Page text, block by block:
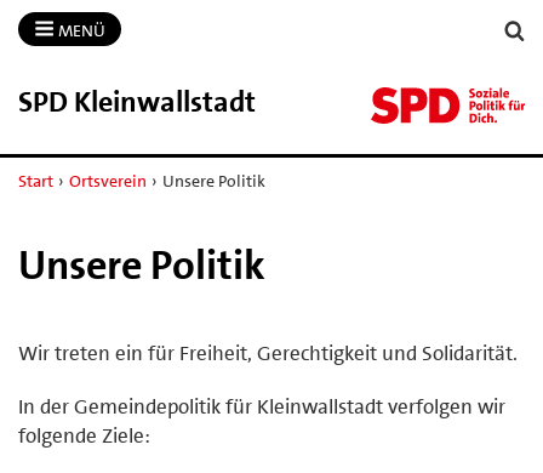
MENÜ
SPD Kleinwallstadt
Start › Ortsverein › Unsere Politik
Unsere Politik
Wir treten ein für Freiheit, Gerechtigkeit und Solidarität.
In der Gemeindepolitik für Kleinwallstadt verfolgen wir
folgende Ziele: